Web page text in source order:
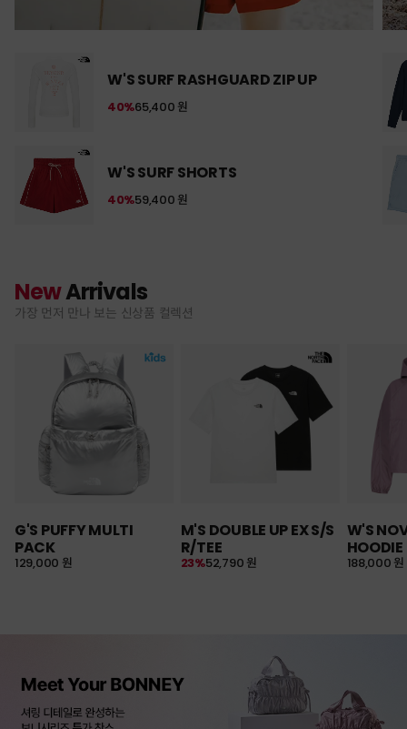
W'S SURF RASHGUARD ZIP UP
65,400 원
40%
W'S SURF SHORTS
59,400 원
40%
NewArrivals
가장 먼저 만나 보는 신상품 컬렉션
G'S PUFFY MULTI
PACK
129,000 원
M'S DOUBLE UP EX S/S
R/TEE
52,790 원
23%
W'S
HOODIE
188,000 원